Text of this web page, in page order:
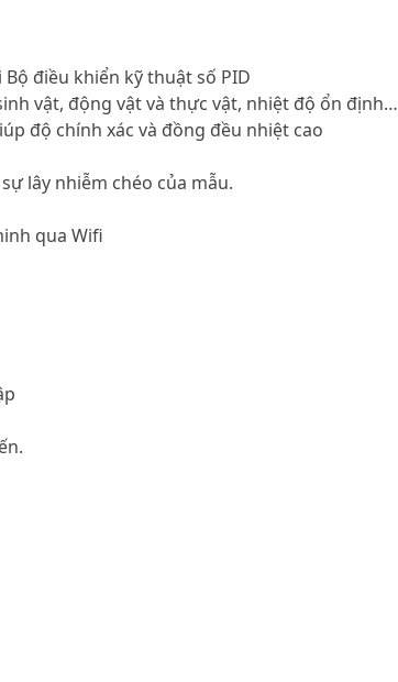
điều khiển kỹ thuật số PID
vật, động vật và thực vật, nhiệt độ ổn định…
độ chính xác và đồng đều nhiệt cao
lây nhiễm chéo của mẫu.
qua Wifi